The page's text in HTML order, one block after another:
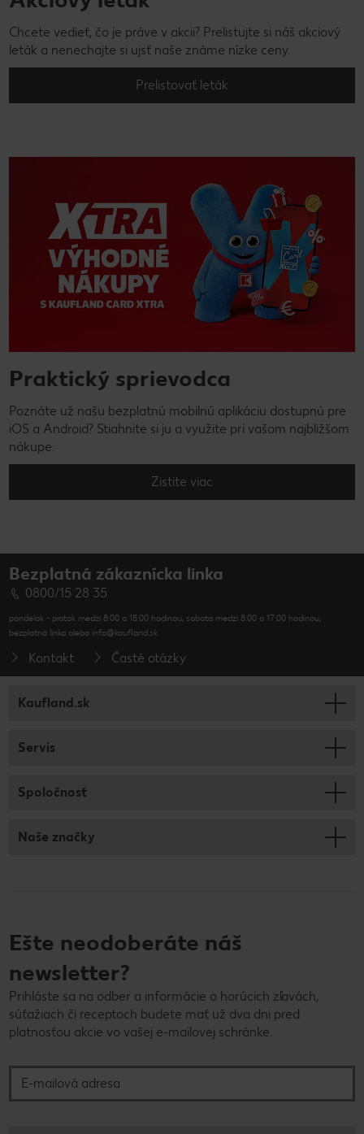
Chcete vedieť, čo je práve v akcii? Prelistujte si náš akciový
leták a nenechajte si ujsť naše známe nízke ceny.
Prelistovať leták
Praktický sprievodca
Poznáte už našu bezplatnú mobilnú aplikáciu dostupnú pre
iOS a Android? Stiahnite si ju a využite pri vašom najbližšom
nákupe.
Zistite viac
Bezplatná zákaznícka linka
0800/15 28 35
pondelok - piatok medzi 8:00 a 18:00 hodinou, sobota medzi 8:00 a 17:00 hodinou,
bezplatná linka alebo info@kaufland.sk
Kontakt Časté otázky
Kaufland.sk
Servis
Spoločnosť
Naše značky
Ešte neodoberáte náš
newsletter?
Prihláste sa na odber a informácie o horúcich zľavách,
súťažiach či receptoch budete mať už dva dni pred
platnosťou akcie vo vašej e-mailovej schránke.